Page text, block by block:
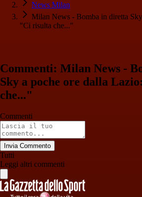
News Milan
Milan News - Bomba in diretta
"Ci risulta che..."
Commenti: Milan News -
Sky a poche ore dalla
che..."
Commenti
Invia Commento
Tutti
Leggi altri commenti